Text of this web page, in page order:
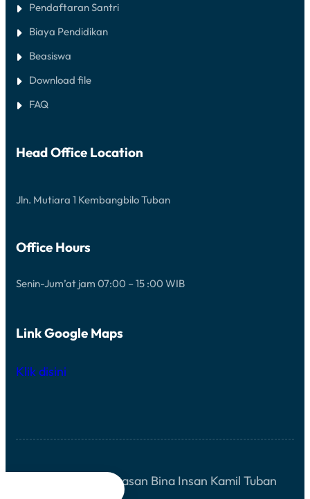
Pendaftaran Santri
Biaya Pendidikan
Beasiswa
Download file
FAQ
Head Office Location
Jln. Mutiara 1 Kembangbilo Tuban
Office Hours
Senin-Jum’at jam 07:00 – 15 :00 WIB
Link Google Maps
Klik disini
copyright © Yayasan Bina Insan Kamil Tuban